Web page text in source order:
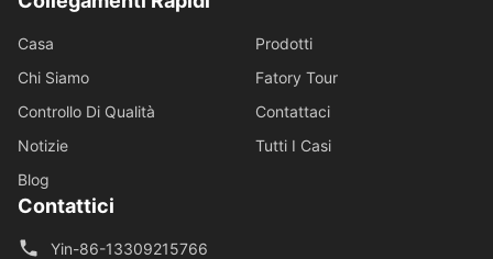
Casa
Prodotti
Chi Siamo
Fatory Tour
Controllo Di Qualità
Contattaci
Notizie
Tutti I Casi
Blog
Contattici
Yin-86-13309215766